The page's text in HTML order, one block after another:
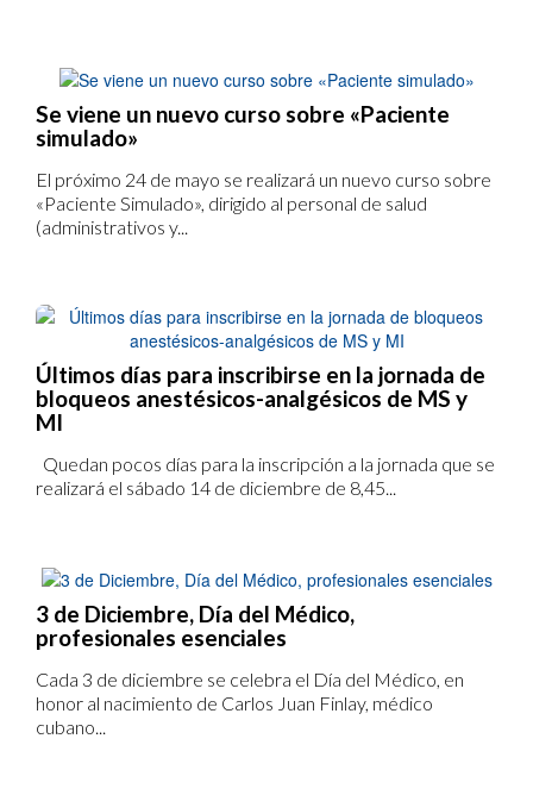
Se viene un nuevo curso sobre «Paciente
simulado»
El próximo 24 de mayo se realizará un nuevo curso sobre
«Paciente Simulado», dirigido al personal de salud
(administrativos y...
Últimos días para inscribirse en la jornada de
bloqueos anestésicos-analgésicos de MS y
MI
Quedan pocos días para la inscripción a la jornada que se
realizará el sábado 14 de diciembre de 8,45...
3 de Diciembre, Día del Médico,
profesionales esenciales
Cada 3 de diciembre se celebra el Día del Médico, en
honor al nacimiento de Carlos Juan Finlay, médico
cubano...